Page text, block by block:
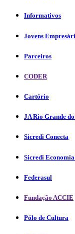
Informativos
Jovens
Parceiros
CODER
Cartório
JA Rio Grande
Sicredi Conecta
Sicredi
Federasul
Fundação ACCIE
Pólo de Cultura